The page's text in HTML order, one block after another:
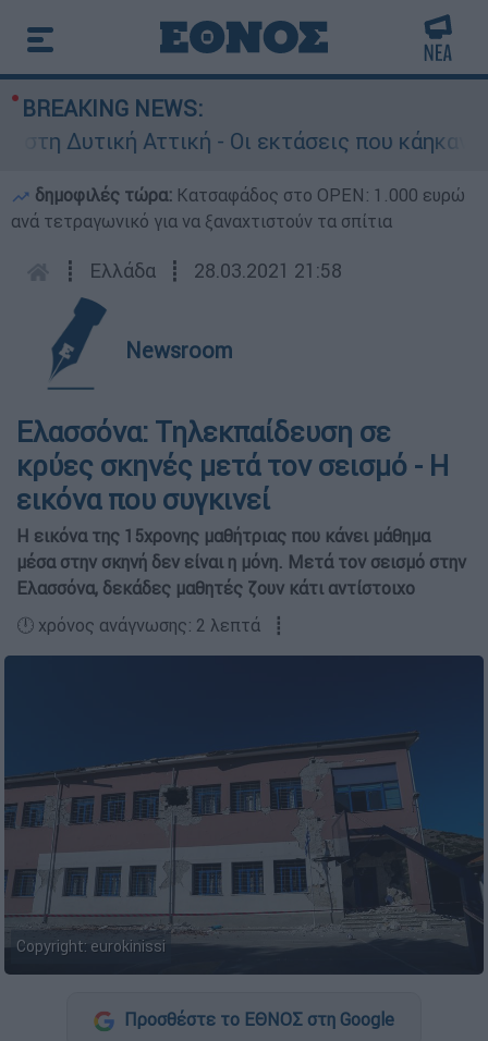
BREAKING NEWS:
Αττική - Οι εκτάσεις που κάηκαν και
δημοφιλές τώρα: Κατσαφάδος στο OPEN: 1.000 ευρώ
ανά τετραγωνικό για να ξαναχτιστούν τα σπίτια
┋ Ελλάδα ┋ 28.03.2021 21:58
Newsroom
Ελασσόνα: Τηλεκπαίδευση σε
κρύες σκηνές μετά τον σεισμό - Η
εικόνα που συγκινεί
Η εικόνα της 15χρονης μαθήτριας που κάνει μάθημα
μέσα στην σκηνή δεν είναι η μόνη. Μετά τον σεισμό στην
Ελασσόνα, δεκάδες μαθητές ζουν κάτι αντίστοιχο
🕛 χρόνος ανάγνωσης: 2 λεπτά ┋
Copyright: eurokinissi
Προσθέστε το ΕΘΝΟΣ στη Google